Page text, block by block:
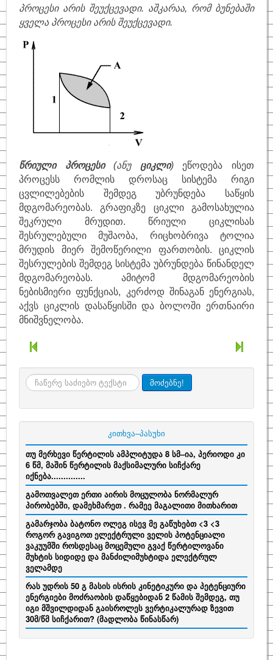
პროცესი არის შეუქცევადი. აშკარაა, რომ ბუნებაში
ყველა პროცესი არის შეუქცევადი.
წრიული პროცესი(ანუ ციკლი)ეწოდება ისეთ
პროცესს რომლის დროსაც სისტემა რიგი
ცვლილებების შემდეგ უბრუნდება საწყის
მდგომარეობას. გრაფიკზე ციკლი გამოსახულია
შეკრული მრუდით. წრიული ციკლისას
შესრულებული მუშაობა, რიცხობრივა ტოლია
მრუდის მიერ შემოწერილი ფართობის. ციკლის
შესრულების შემდეგ სისტემა უბრუნდება წინანდელ
მდგომარეობას. ამიტომ მდგომარეობის
ნებისმიერი ფუნქციას, კერძოდ შინაგან ენერგიას,
აქვს ციკლის დასაწყისში და ბოლოში ერთნაირი
მნიშვნელობა.
ძიება მოძებნე!
კითხვა–პასუხი
თუ მერხევი წერტილის ამპლიტუდა 8 სმ–ია, პერიოდი კი
6 წმ, მაშინ წერტილის მაქსიმალური სიჩქარე
იქნება..............
გამოთვალეთ ერთი აირის მოცულობა ნორმალურ
პირობებში, დამეხმარეთ . რამეე მაგალითი მითხარით
გამარჯობა ბატონო ოლეგ ისევ მე გაწუხებთ <3 <3
როგორ გავიგოთ ელექტრული ველის პოტენციალი
ვაკუუმში როსდესაც მოცემული გვაქ წერტილოვანი
მუხტის სიდიდე და მანძილიმუხტიდა ელექტრულ
ველამდე
რას უდრის 50 გ მასის ისრის კინეტიკური და პეტენციური
ენერგიები მოძრაობის დაწყებიდან 2 წამის შემდეგ, თუ
იგი მშვილდიდან გაისროლეს ვერტიკალურად ზევით
30მ/წმ სიჩქარით? (მადლობა წინასწარ)